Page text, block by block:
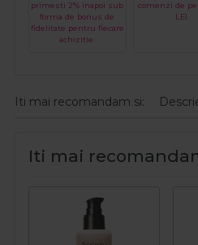
primesti 2% inapoi sub
forma de bonus de
fidelitate pentru fiecare
achizitie.
comenzi de
LEI
Iti mai recomandam si:
Iti mai